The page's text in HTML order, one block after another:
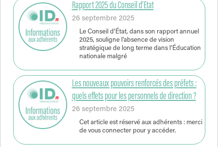
Rapport 2025 du Conseil d’Etat
26 septembre 2025
Le Conseil d’État, dans son rapport annuel
2025, souligne l’absence de vision
stratégique de long terme dans l’Éducation
nationale malgré
Les nouveaux pouvoirs renforcés des préfets :
quels effets pour les personnels de direction ?
26 septembre 2025
Cet article est réservé aux adhérents : merci
de vous connecter pour y accéder.